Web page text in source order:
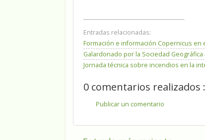
Entradas relacionadas:
Formación e información Copernicus en
Galardonado por la Sociedad
Jornada técnica sobre incendios en la
0 comentarios realizados :
Publicar un comentario